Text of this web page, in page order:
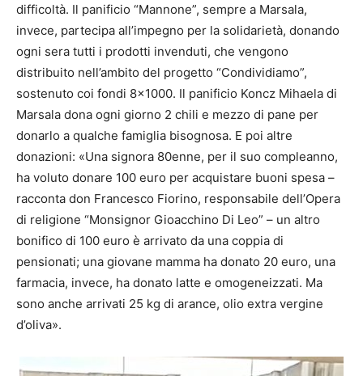
difficoltà. Il panificio “Mannone”, sempre a Marsala,
invece, partecipa all’impegno per la solidarietà, donando
ogni sera tutti i prodotti invenduti, che vengono
distribuito nell’ambito del progetto “Condividiamo”,
sostenuto coi fondi 8×1000. Il panificio Koncz Mihaela di
Marsala dona ogni giorno 2 chili e mezzo di pane per
donarlo a qualche famiglia bisognosa. E poi altre
donazioni: «Una signora 80enne, per il suo compleanno,
ha voluto donare 100 euro per acquistare buoni spesa –
racconta don Francesco Fiorino, responsabile dell’Opera
di religione “Monsignor Gioacchino Di Leo” – un altro
bonifico di 100 euro è arrivato da una coppia di
pensionati; una giovane mamma ha donato 20 euro, una
farmacia, invece, ha donato latte e omogeneizzati. Ma
sono anche arrivati 25 kg di arance, olio extra vergine
d’oliva».